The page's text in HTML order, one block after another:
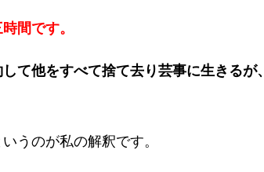
間です。
て他をすべて捨て去り芸事に生きる
うのが私の解釈です。